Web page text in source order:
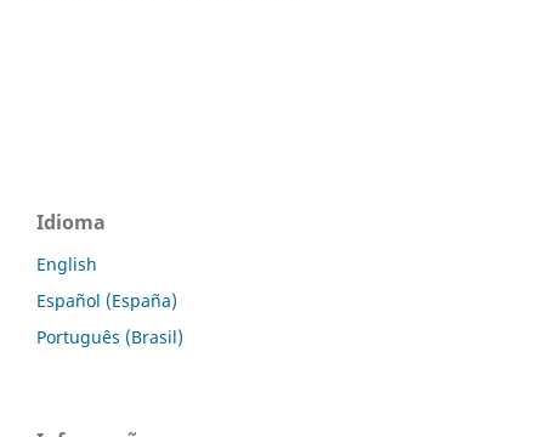
Idioma
English
Español (España)
Português (Brasil)